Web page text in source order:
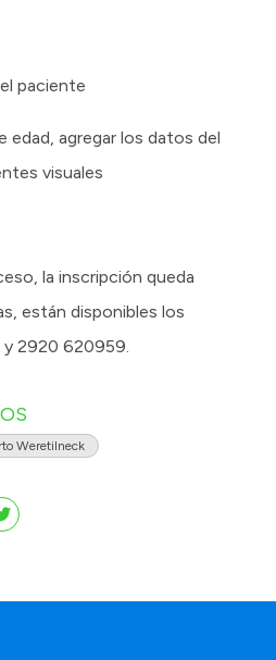
paciente
edad, agregar los datos del
visuales
la inscripción queda
están disponibles los
2920 620959.
Weretilneck